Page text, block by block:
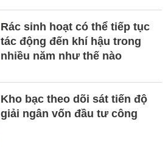
Rác sinh hoạt có thể tiếp tục
tác động đến khí hậu trong
nhiều năm như thế nào
Kho bạc theo dõi sát tiến độ
giải ngân vốn đầu tư công